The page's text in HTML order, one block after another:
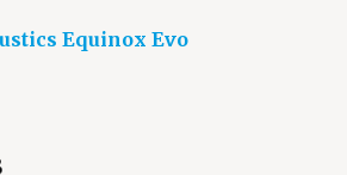
Equinox Evo